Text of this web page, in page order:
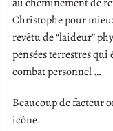
Christophe pour
revêtu de “laideur”
pensées terrestres
combat personnel …
Beaucoup de facteur
icône.